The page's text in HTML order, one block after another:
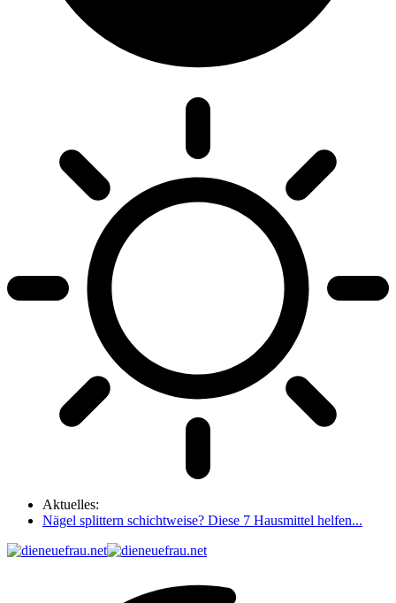
Aktuelles:
Nägel splittern schichtweise? Diese 7 Hausmittel helfen...